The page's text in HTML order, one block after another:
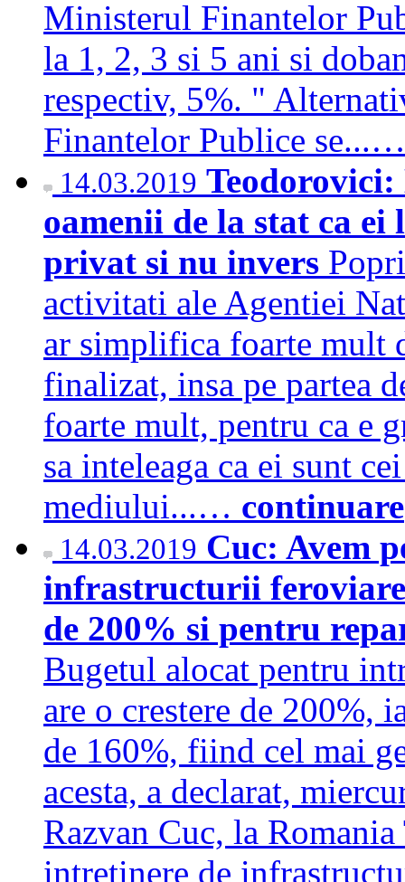
Ministerul Finantelor
la 1, 2, 3 si 5 ani si
respectiv, 5%. "
Finantelor Publice
14.03.2019 Teodorovici:
oamenii de la stat ca
privat si nu invers
activitati ale Agentiei
ar simplifica foarte mult
finalizat, insa pe partea
foarte mult, pentru ca e
sa inteleaga ca ei sunt
mediului...… continuare
14.03.2019 Cuc: Avem
infrastructurii feroviare
de 200% si pentru
Bugetul alocat pentru
are o crestere de 200%,
de 160%, fiind cel mai
acesta, a declarat,
Razvan Cuc, la
intretinere de